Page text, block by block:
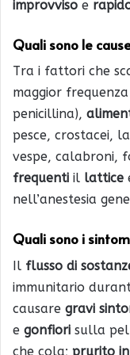
improvviso e
Quali sono le
Tra i fattori che
maggior
penicillina),
pesce, crostacei,
vespe, calabroni,
frequenti il lattice
nell’anestesia
Quali sono i
Il flusso di
immunitario
causare gravi
e gonfiori sulla
che cola; prurito